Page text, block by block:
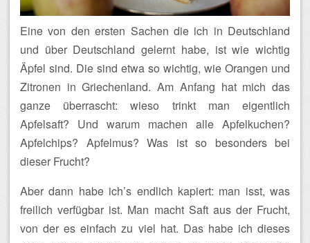
Eine von den ersten Sachen die ich in Deutschland
und über Deutschland gelernt habe, ist wie wichtig
Äpfel sind. Die sind etwa so wichtig, wie Orangen und
Zitronen in Griechenland. Am Anfang hat mich das
ganze überrascht: wieso trinkt man eigentlich
Apfelsaft? Und warum machen alle Apfelkuchen?
Apfelchips? Apfelmus? Was ist so besonders bei
dieser Frucht?
Aber dann habe ich’s endlich kapiert: man isst, was
freilich verfügbar ist. Man macht Saft aus der Frucht,
von der es einfach zu viel hat. Das habe ich dieses